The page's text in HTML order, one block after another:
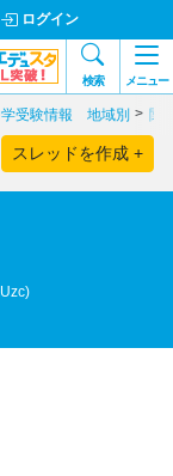
ログイン
検索 メニュー
受験情報 地域別 関
スレッドを作成 +